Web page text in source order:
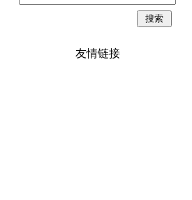
友情链接